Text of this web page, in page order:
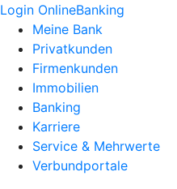
Login OnlineBanking
Meine Bank
Privatkunden
Firmenkunden
Immobilien
Banking
Karriere
Service & Mehrwerte
Verbundportale